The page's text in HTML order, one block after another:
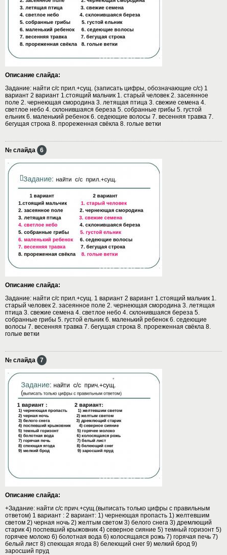
Описание слайда:
Задание: найти с/с прил.+сущ. (записать цифры, обозначающие с/с) 1
вариант 2 вариант 1.стоящий мальчик 1. старый человек 2. засеянное
поле 2. чернеющая смородина 3. летящая птица 3. свежие семена 4.
светлое небо 4. склонившаяся береза 5. собранные грибы 5. густой
ельник 6. маленький ребенок 6. седеющие волосы 7. весенняя травка 7.
бегущая строка 8. прореженная свёкла 8. голые ветки
№ слайда 6
Описание слайда:
Задание: найти с/с прил.+сущ. 1 вариант 2 вариант 1.стоящий мальчик 1.
старый человек 2. засеянное поле 2. чернеющая смородина 3. летящая
птица 3. свежие семена 4. светлое небо 4. склонившаяся береза 5.
собранные грибы 5. густой ельник 6. маленький ребенок 6. седеющие
волосы 7. весенняя травка 7. бегущая строка 8. прореженная свёкла 8.
голые ветки
№ слайда 7
Описание слайда:
+Задание: найти с/с прич.+сущ.(выписать только цифры с правильным
ответом) 1 вариант : 2 вариант: 1) чернеющая пропасть 1) желтевшим
светом 2) черная ночь 2) желтым светом 3) белого снега 3) дремлющий
старик 4) поспевший крыжовник 4) северное сияние 5) темный горизонт 5)
горячее молоко 6) болотная вода 6) колосящаяся рожь 7) горячая печь 7)
белый лист 8) спеющая ягода 8) белеющий снег 9) мелкий брод 9)
заросший пруд